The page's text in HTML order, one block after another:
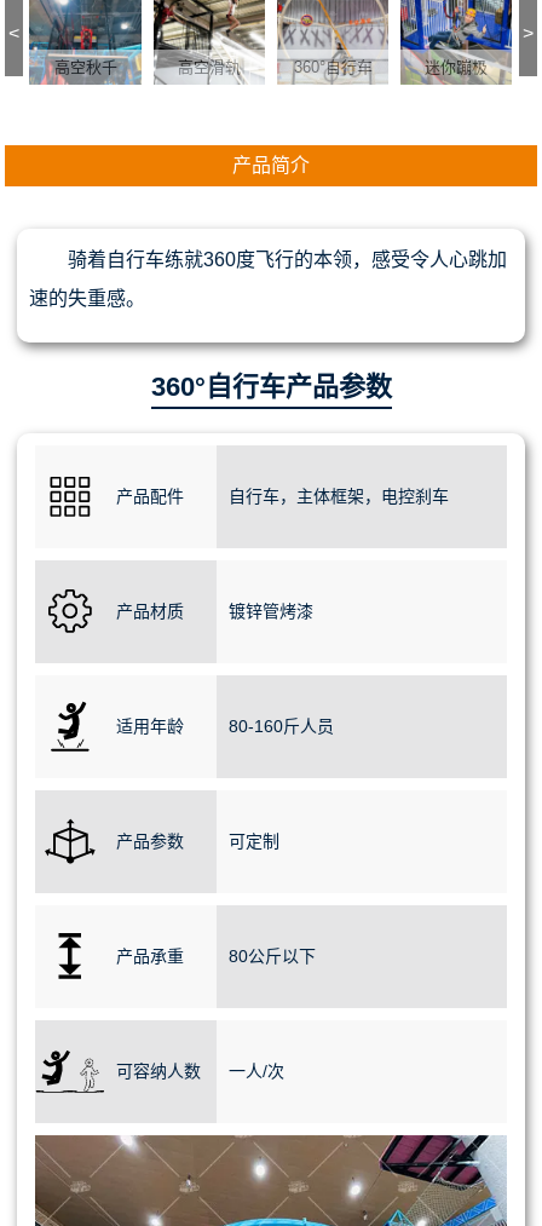
高空秋千 高空滑轨 360°自行车 迷你蹦极
< >
产品简介
骑着自行车练就360度飞行的本领，感受令人心跳加
速的失重感。
360°自行车产品参数
产品配件 自行车，主体框架，电控刹车
产品材质 镀锌管烤漆
适用年龄 80-160斤人员
产品参数 可定制
产品承重 80公斤以下
可容纳人数 一人/次